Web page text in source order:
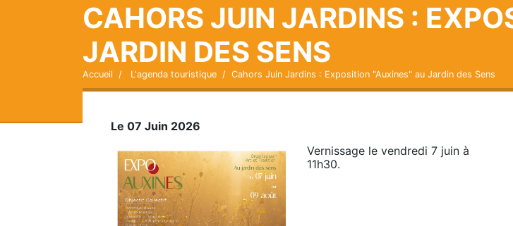
CAHORS JUIN JARDINS :
JARDIN DES SENS
Accueil L'agenda touristique Cahors Juin Jardins : Exposition "Auxines" au Jardin des Sens
Le 07 Juin 2026
Vernissage le vendredi 7 juin à
11h30.